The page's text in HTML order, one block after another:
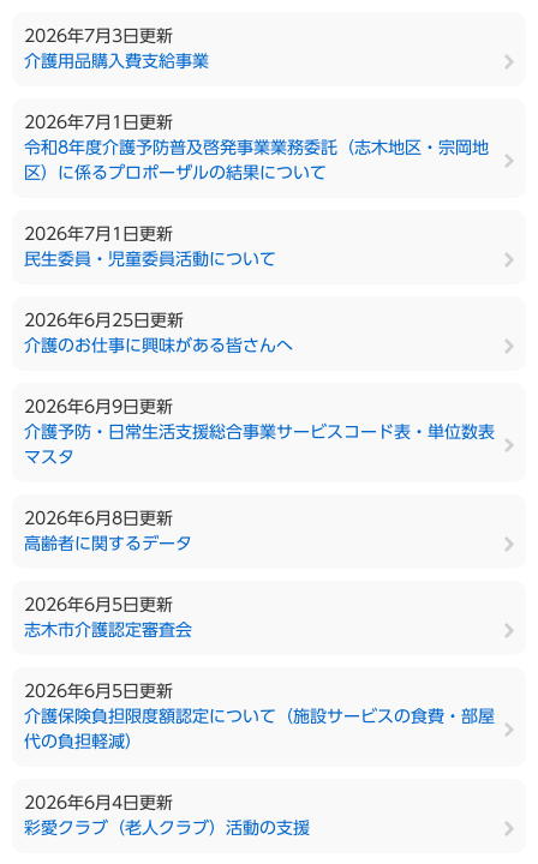
2026年7月3日更新
介護用品購入費支給事業
2026年7月1日更新
令和8年度介護予防普及啓発事業業務委託（志木地区・宗岡地
区）に係るプロポーザルの結果について
2026年7月1日更新
民生委員・児童委員活動について
2026年6月25日更新
介護のお仕事に興味がある皆さんへ
2026年6月9日更新
介護予防・日常生活支援総合事業サービスコード表・単位数表
マスタ
2026年6月8日更新
高齢者に関するデータ
2026年6月5日更新
志木市介護認定審査会
2026年6月5日更新
介護保険負担限度額認定について（施設サービスの食費・部屋
代の負担軽減）
2026年6月4日更新
彩愛クラブ（老人クラブ）活動の支援